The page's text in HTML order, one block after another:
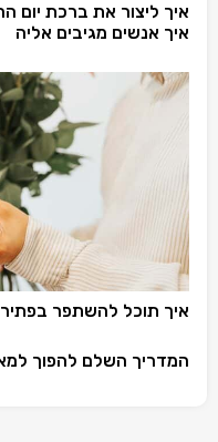
איך ליצור את ברכת יום
איך אנשים מגיבים אליה
איך תוכל להשתפר
המדריך השלם להפוך